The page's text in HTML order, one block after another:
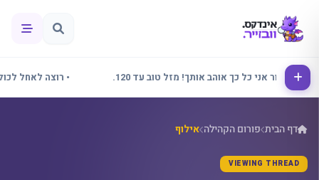
• אלינור אני כל כך אוהב אותך! מזל טוב עד 120. • רוצה לאחל
דף הבית פורום הקהילה אילוף
VIEWING THREAD